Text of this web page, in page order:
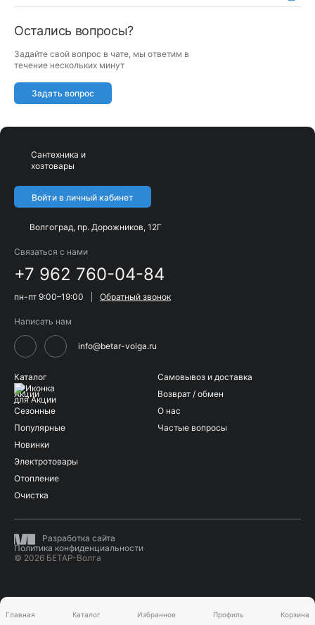
Остались вопросы?
Задайте свой вопрос в чате, мы ответим в
течение нескольких минут
Задать вопрос
Сантехника и
хозтовары
Войти в личный кабинет
Волгоград, пр. Дорожников, 12Г
Каталог
Акции
Сезонные
Популярные
Новинки
Электротовары
Отопление
Очистка
Самовывоз и доставка
Возврат / обмен
О нас
Частые вопросы
Связаться с нами
+7 962 760-04-84
пн-пт 9:00–19:00 Обратный звонок
Написать нам
info@betar-volga.ru
© 2026 БЕТАР-Волга
Политика конфиденциальности
Разработка сайта
Главная Каталог Избранное Профиль Корзина